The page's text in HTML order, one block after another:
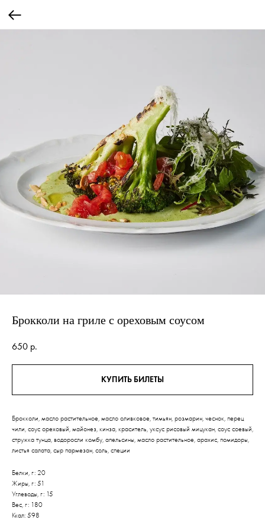
Брокколи на гриле с ореховым соусом
650 р.
КУПИТЬ БИЛЕТЫ
Брокколи, масло растительное, масло оливковое, тимьян, розмарин, чеснок, перец
чили, соус ореховый, майонез, кинза, краситель, уксус рисовый мицукан, соус соевый,
стружка тунца, водоросли комбу, апельсины, масло растительное, арахис, помидоры,
листья салата, сыр пармезан, соль, специи
Белки, г: 20
Жиры, г: 51
Углеводы, г: 15
Вес, г: 180
Ккал: 598